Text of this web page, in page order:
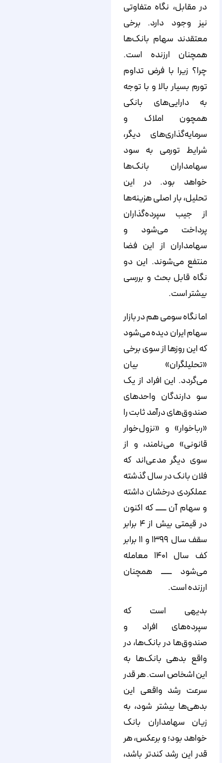
در مقابل، نگاه متفاوتی
نیز وجود دارد. برخی
معتقدند سهام بانک‌ها
همچنان ارزنده است.
چرا؟ زیرا با فرض تداوم
تورم بسیار بالا و با توجه
به دارایی‌های بانکی
همچون املاک و
سرمایه‌گذاری‌های دیگر،
شرایط تورمی به سود
سهامداران بانک‌ها
خواهد بود. در این
تحلیل، بار اصلی هزینه‌ها
از جیب سپرده‌گذاران
پرداخت می‌شود و
سهامداران از این فضا
منتفع می‌شوند. این دو
نگاه‌ قابل بحث و بررسی
بیشتر است.
اما نگاه سومی هم در بازار
سهام ایران دیده می‌شود
که این روزها از سوی برخی
«تحلیلگران» بیان
می‌گردد. این افراد از یک
سو دارندگان واحدهای
صندوق‌های درآمد ثابت را
«رباخوار» و «نزول‌خوار
قانونی» می‌نامند، و از
سوی دیگر مدعی‌اند که
فلان بانک در سال گذشته
عملکردی درخشان داشته
و سهام آن ـــــــ که اکنون
در قیمتی بیش از ۴ برابر
سقف سال ۱۳۹۹ و ۱۱ برابر
کف سال ۱۴۰۱ معامله
می‌شود ـــــــ همچنان
ارزنده است.
بدیهی است که
سپرده‌های افراد و
صندوق‌ها در بانک‌ها، در
واقع بدهی بانک‌ها به
این اشخاص است. هر قدر
سرعت رشد واقعی این
بدهی‌ها بیشتر شود، به
زیان سهامداران بانک
خواهد بود؛ و برعکس، هر
قدر این رشد کندتر باشد،